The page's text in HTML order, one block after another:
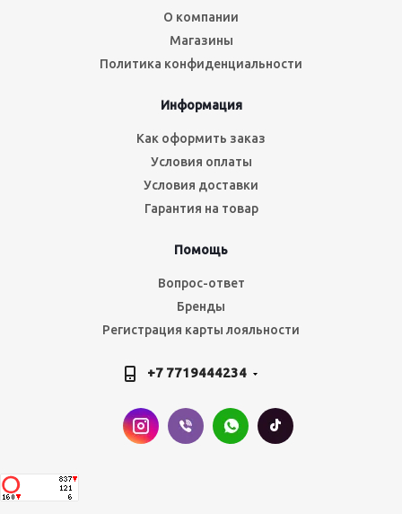
О компании
Магазины
Политика конфиденциальности
Информация
Как оформить заказ
Условия оплаты
Условия доставки
Гарантия на товар
Помощь
Вопрос-ответ
Бренды
Регистрация карты лояльности
+7 7719444234